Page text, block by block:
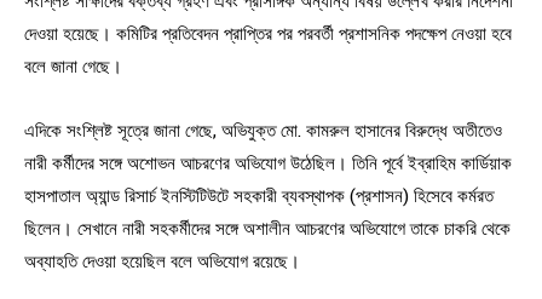
দেওয়া হয়েছে। কমিটির প্রতিবেদন প্রাপ্তির পর পরবর্তী প্রশাসনিক পদক্ষেপ নেওয়া হবে
বলে জানা গেছে।
এদিকে সংশ্লিষ্ট সূত্রে জানা গেছে, অভিযুক্ত মো. কামরুল হাসানের বিরুদ্ধে অতীতেও
নারী কর্মীদের সঙ্গে অশোভন আচরণের অভিযোগ উঠেছিল। তিনি পূর্বে ইব্রাহিম কার্ডিয়াক
হাসপাতাল অ্যান্ড রিসার্চ ইনস্টিটিউটে সহকারী ব্যবস্থাপক (প্রশাসন) হিসেবে কর্মরত
ছিলেন। সেখানে নারী সহকর্মীদের সঙ্গে অশালীন আচরণের অভিযোগে তাকে চাকরি থেকে
অব্যাহতি দেওয়া হয়েছিল বলে অভিযোগ রয়েছে।